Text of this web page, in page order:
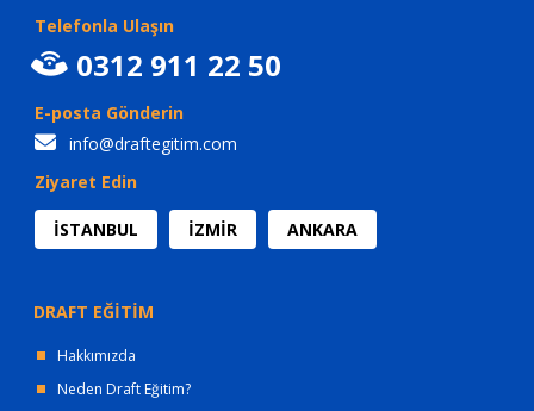
Telefonla Ulaşın
0312 911 22 50
E-posta Gönderin
info@draftegitim.com
Ziyaret Edin
İSTANBUL İZMİR ANKARA
DRAFT EĞİTİM
Hakkımızda
Neden Draft Eğitim?